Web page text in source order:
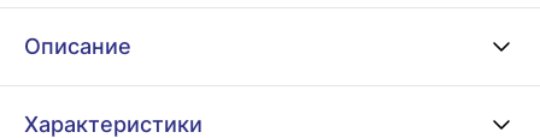
Описание
Характеристики